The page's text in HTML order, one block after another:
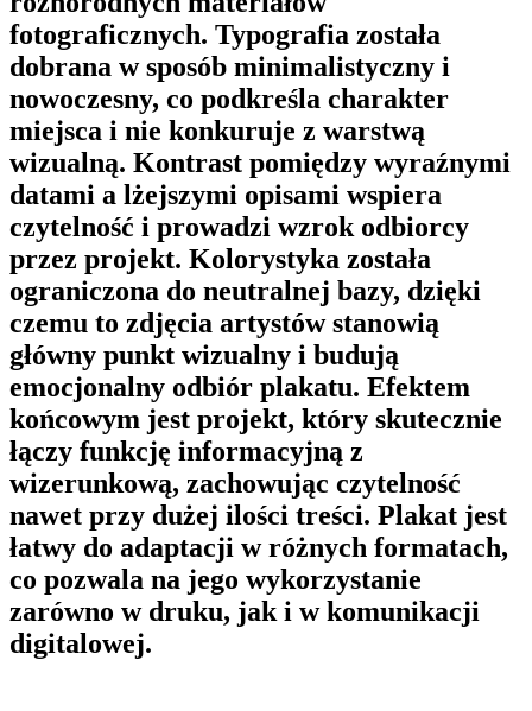
fotograficznych. Typografia została
dobrana w sposób minimalistyczny i
nowoczesny, co podkreśla charakter
miejsca i nie konkuruje z warstwą
wizualną. Kontrast pomiędzy wyraźnymi
datami a lżejszymi opisami wspiera
czytelność i prowadzi wzrok odbiorcy
przez projekt. Kolorystyka została
ograniczona do neutralnej bazy, dzięki
czemu to zdjęcia artystów stanowią
główny punkt wizualny i budują
emocjonalny odbiór plakatu. Efektem
końcowym jest projekt, który skutecznie
łączy funkcję informacyjną z
wizerunkową, zachowując czytelność
nawet przy dużej ilości treści. Plakat jest
łatwy do adaptacji w różnych formatach,
co pozwala na jego wykorzystanie
zarówno w druku, jak i w komunikacji
digitalowej.